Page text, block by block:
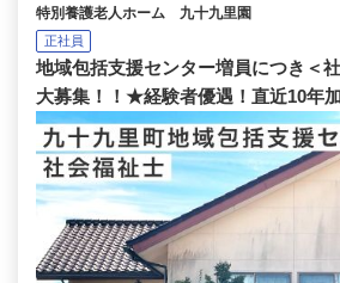
特別養護老人ホーム 九十九里園
正社員
地域包括支援センター増員につき＜
大募集！！★経験者優遇！直近10年